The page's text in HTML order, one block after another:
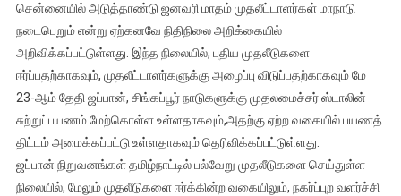
முதல்வர்
அடுத்த
மாதம்
வெளிநாட்டு
பயணம்
மேற்கொள்ளவுள்ளார்
சென்னையில் அடுத்தாண்டு ஜனவரி மாதம் முதலீட்டாளர்கள் மாநாடு
நடைபெறும் என்று ஏற்கனவே நிதிநிலை அறிக்கையில்
அறிவிக்கப்பட்டுள்ளது. இந்த நிலையில், புதிய முதலீடுகளை
ஈர்ப்பதற்காகவும், முதலீட்டாளர்களுக்கு அழைப்பு விடுப்பதற்காகவும் மே
23-ஆம் தேதி ஜப்பான், சிங்கப்பூர் நாடுகளுக்கு முதலமைச்சர் ஸ்டாலின்
சுற்றுப்பயணம் மேற்கொள்ள உள்ளதாகவும்,அதற்கு ஏற்ற வகையில் பயணத்
திட்டம் அமைக்கப்பட்டு உள்ளதாகவும் தெரிவிக்கப்பட்டுள்ளது.
ஜப்பான் நிறுவனங்கள் தமிழ்நாட்டில் பல்வேறு முதலீடுகளை செய்துள்ள
நிலையில், மேலும் முதலீடுகளை ஈர்க்கின்ற வகையிலும், நகர்ப்புற வளர்ச்சி